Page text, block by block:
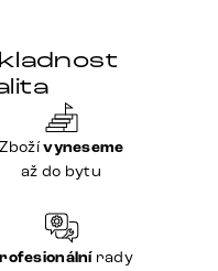
Zbožívyneseme
až do bytu
rady